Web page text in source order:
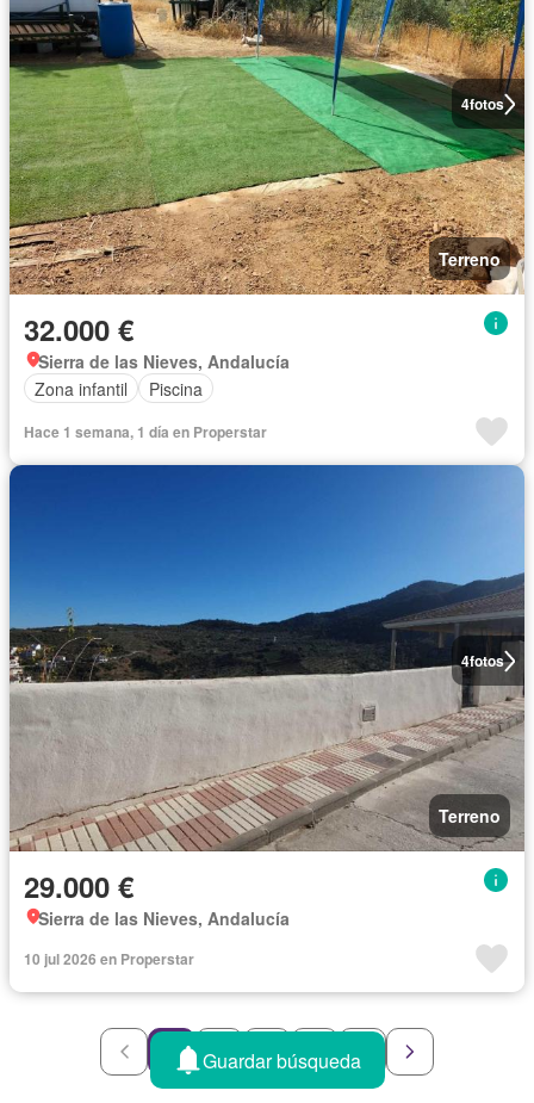
4fotos
Terreno
32.000 €
Sierra de las Nieves, Andalucía
Zona infantil
Piscina
Hace 1 semana, 1 día en Properstar
4fotos
Terreno
29.000 €
Sierra de las Nieves, Andalucía
10 jul 2026 en Properstar
2 3 4 5
Guardar búsqueda